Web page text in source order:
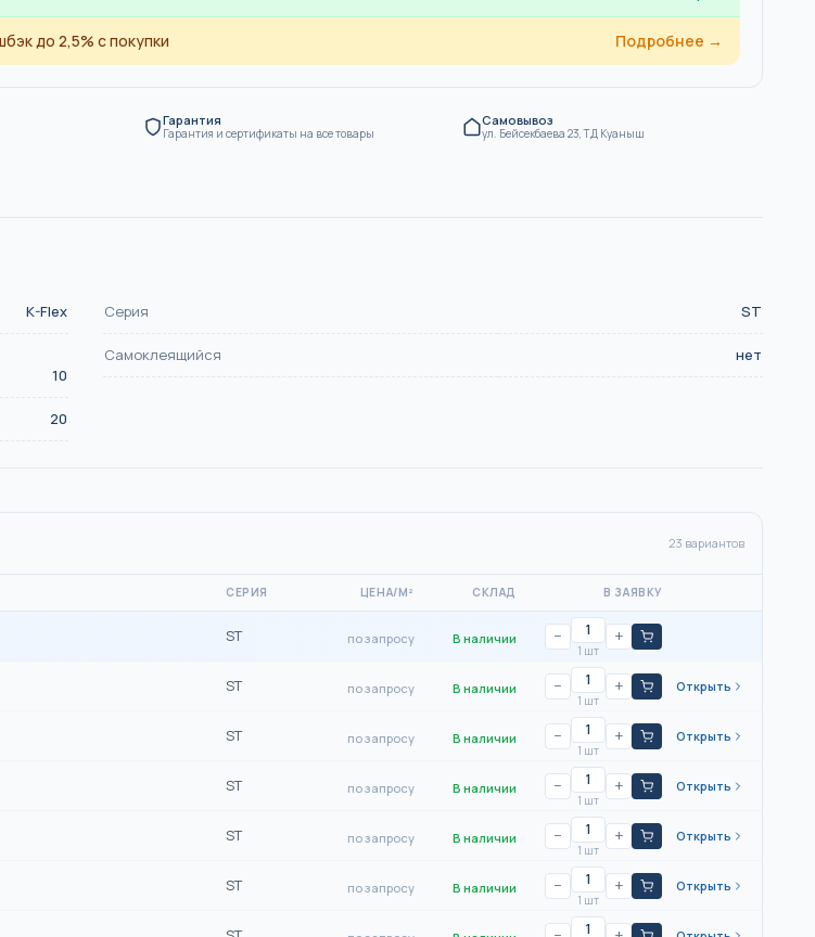
до 2,5% с покупки Подробнее →
Гарантия
Гарантия и сертификаты на все товары
Самовывоз
ул. Бейсекбаева 23, ТД Куаныш
K-Flex
10
20
Серия ST
Самоклеящийся нет
23 вариантов
СЕРИЯ ЦЕНА/М² СКЛАД В ЗАЯВКУ
ST по запросу В наличии −
1 шт
+
ST по запросу В наличии −
1 шт
+ Открыть
ST по запросу В наличии −
1 шт
+ Открыть
ST по запросу В наличии −
1 шт
+ Открыть
ST по запросу В наличии −
1 шт
+ Открыть
ST по запросу В наличии −
1 шт
+ Открыть